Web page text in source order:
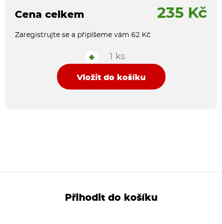
Cena celkem 235 Kč
Zaregistrujte se a připíšeme vám 62 Kč
+ 1 ks
Vložit do košíku
Přihodit do košíku